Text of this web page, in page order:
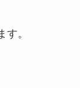
す。